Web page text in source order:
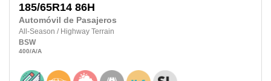
185/65R14 86H
Automóvil de Pasajeros
All-Season / Highway Terrain
BSW
400/A/A